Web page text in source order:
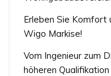
Erleben Sie Komfort
Wigo Markise!
Vom Ingenieur zum
höheren Qualifikation